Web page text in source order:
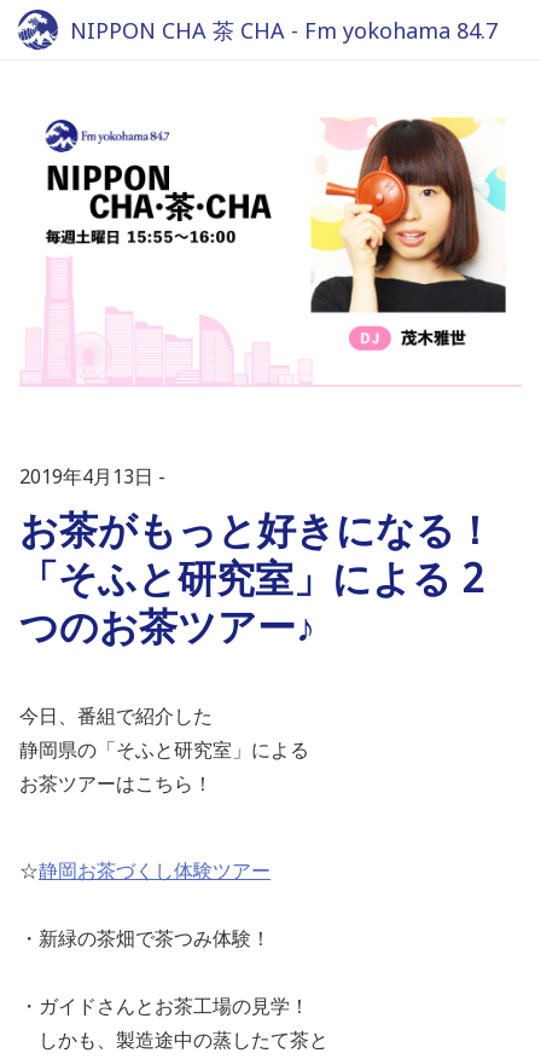
NIPPON CHA 茶 CHA - Fm yokohama 84.7
2019年4月13日
お茶がもっと好きになる！
「そふと研究室」による 2
つのお茶ツアー♪
今日、番組で紹介した
静岡県の「そふと研究室」による
お茶ツアーはこちら！
☆静岡お茶づくし体験ツアー
・新緑の茶畑で茶つみ体験！
・ガイドさんとお茶工場の見学！
しかも、製造途中の蒸したて茶と